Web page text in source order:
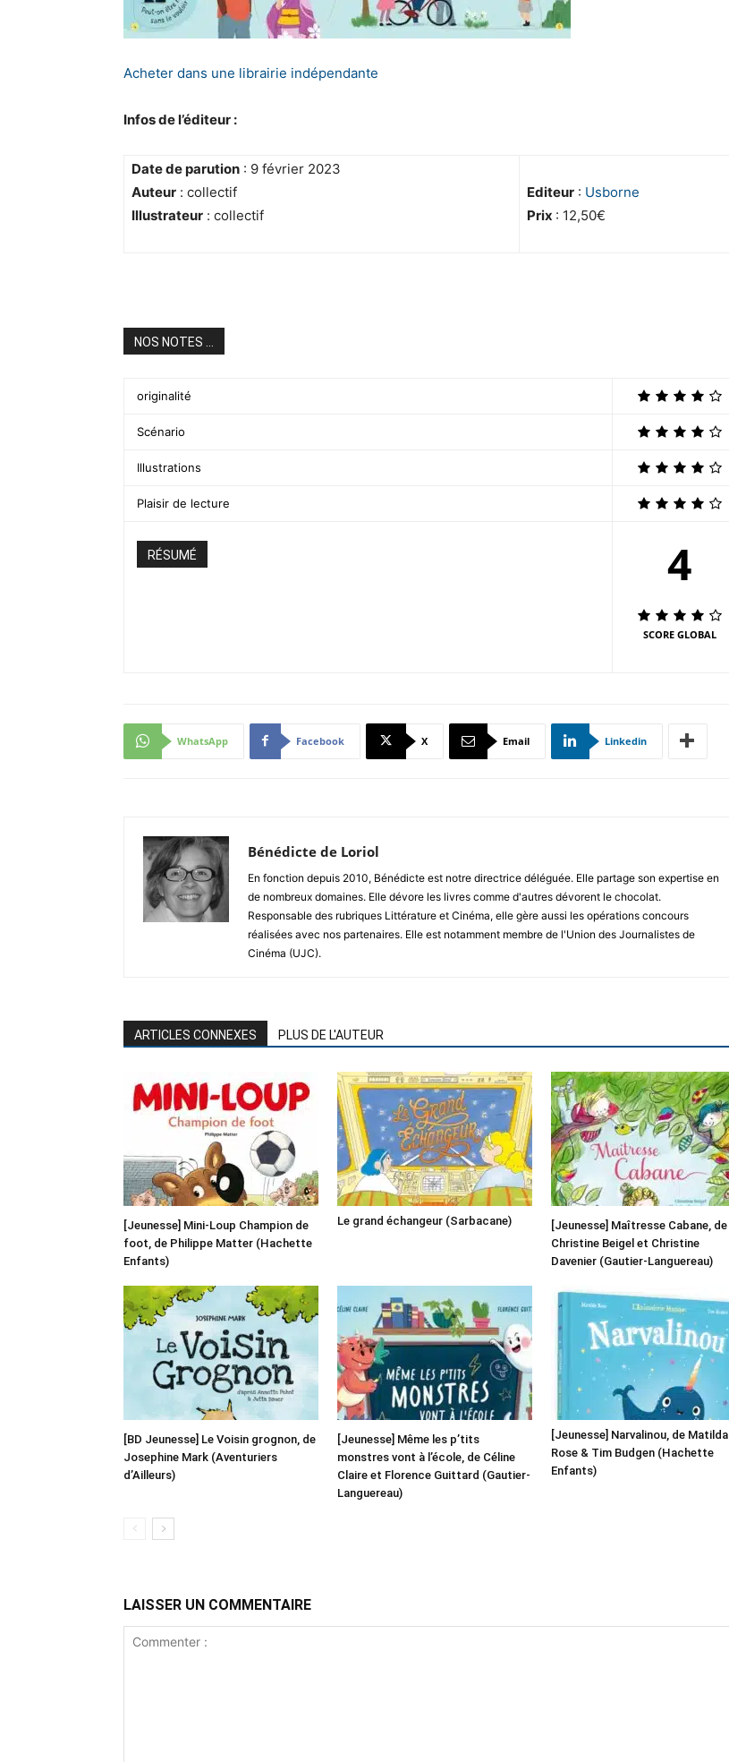
Acheter dans une librairie indépendante
Infos de l’éditeur :
Date de parution : 9 février 2023
Auteur : collectif
Illustrateur : collectif
Editeur : Usborne
Prix : 12,50€
NOS NOTES ...
originalité
Scénario
Illustrations
Plaisir de lecture
RÉSUMÉ 4
SCORE GLOBAL
WhatsApp Facebook X Email Linkedin
Bénédicte de Loriol
En fonction depuis 2010, Bénédicte est notre directrice déléguée. Elle partage son expertise en
de nombreux domaines. Elle dévore les livres comme d'autres dévorent le chocolat.
Responsable des rubriques Littérature et Cinéma, elle gère aussi les opérations concours
réalisées avec nos partenaires. Elle est notamment membre de l'Union des Journalistes de
Cinéma (UJC).
ARTICLES CONNEXES PLUS DE L'AUTEUR
[Jeunesse] Mini-Loup Champion de
foot, de Philippe Matter (Hachette
Enfants)
Le grand échangeur (Sarbacane)
[Jeunesse] Maîtresse Cabane, de
Christine Beigel et Christine
Davenier (Gautier-Languereau)
[BD Jeunesse] Le Voisin grognon, de
Josephine Mark (Aventuriers
d’Ailleurs)
[Jeunesse] Même les p’tits
monstres vont à l’école, de Céline
Claire et Florence Guittard (Gautier-
Languereau)
[Jeunesse] Narvalinou, de Matilda
Rose & Tim Budgen (Hachette
Enfants)
LAISSER UN COMMENTAIRE